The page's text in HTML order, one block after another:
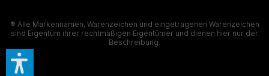
® Alle Markennamen, Warenzeichen und eingetragenen Warenzeichen
sind Eigentum ihrer rechtmäßigen Eigentümer und dienen hier nur der
Beschreibung.